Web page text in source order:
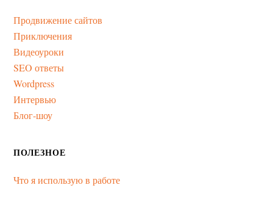
Продвижение сайтов
Приключения
Видеоуроки
SEO ответы
Wordpress
Интервью
Блог-шоу
ПОЛЕЗНОЕ
Что я использую в работе